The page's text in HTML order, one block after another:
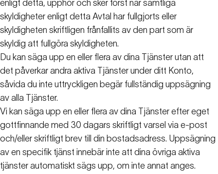
enligt detta, upphör och sker först när samtliga
skyldigheter enligt detta Avtal har fullgjorts eller
skyldigheten skriftligen frånfallits av den part som är
skyldig att fullgöra skyldigheten.
Du kan säga upp en eller flera av dina Tjänster utan att
det påverkar andra aktiva Tjänster under ditt Konto,
såvida du inte uttryckligen begär fullständig uppsägning
av alla Tjänster.
Vi kan säga upp en eller flera av dina Tjänster efter eget
gottfinnande med 30 dagars skriftligt varsel via e-post
och/eller skriftligt brev till din bostadsadress. Uppsägning
av en specifik tjänst innebär inte att dina övriga aktiva
tjänster automatiskt sägs upp, om inte annat anges.